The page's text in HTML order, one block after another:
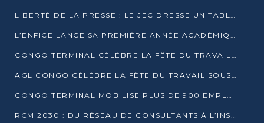
LIBERTÉ DE LA PRESSE : LE JEC DRESSE UN TABLEAU PRÉOCCUPANT AU CONGO
L’ENFICE LANCE SA PREMIÈRE ANNÉE ACADÉMIQUE AVEC 100 FUTURS ENSEIGNANTS
CONGO TERMINAL CÉLÈBRE LA FÊTE DU TRAVAIL AVEC SES COLLABORATEURS À POINTE-NOIRE
AGL CONGO CÉLÈBRE LA FÊTE DU TRAVAIL SOUS LE SIGNE DE LA COHÉSION
CONGO TERMINAL MOBILISE PLUS DE 900 EMPLOYÉS AUTOUR DE LA SÉCURITÉ AU TRAVAIL
RCM 2030 : DU RÉSEAU DE CONSULTANTS À L’INSTRUMENT DE PUISSANCE EN AFRIQUE FRANCOPHONE